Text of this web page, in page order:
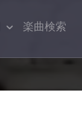
楽曲検索